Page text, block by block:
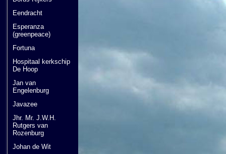
Eendracht
Esperanza
(greenpeace)
Fortuna
Hospitaal kerkschip
De Hoop
Jan van
Engelenburg
Javazee
Jhr. Mr. J.W.H.
Rutgers van
Rozenburg
Johan de Wit